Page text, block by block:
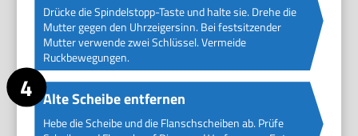
Drücke die Spindelstopp-Taste und halte sie. Drehe die
Mutter gegen den Uhrzeigersinn. Bei festsitzender
Mutter verwende zwei Schlüssel. Vermeide
Ruckbewegungen.
Alte Scheibe entfernen
Hebe die Scheibe und die Flanschscheiben ab. Prüfe